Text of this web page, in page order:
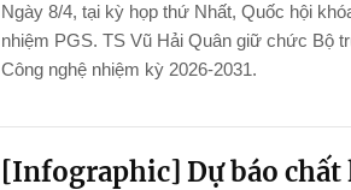
Ngày 8/4, tại kỳ họp thứ Nhất, Quốc hội
nhiệm PGS. TS Vũ Hải Quân giữ chức Bộ
Công nghệ nhiệm kỳ 2026-2031.
[Infographic] Dự báo